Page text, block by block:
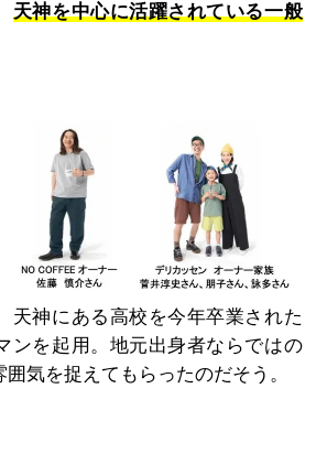
天神を中心に活躍されている一般
天神にある高校を今年卒業された
ンを起用。地元出身者ならではの
気を捉えてもらったのだそう。